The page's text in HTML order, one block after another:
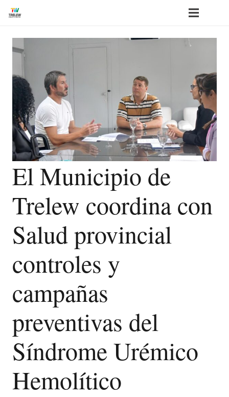
El Municipio de
Trelew coordina con
Salud provincial
controles y
campañas
preventivas del
Síndrome Urémico
Hemolítico